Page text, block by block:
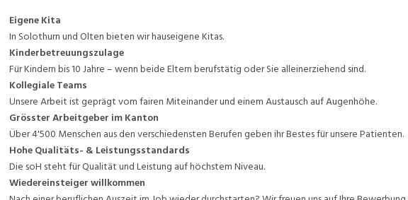
Eigene Kita
In Solothurn und Olten bieten wir hauseigene Kitas.
Kinderbetreuungszulage
Für Kindern bis 10 Jahre – wenn beide Eltern berufstätig oder Sie alleinerziehend sind.
Kollegiale Teams
Unsere Arbeit ist geprägt vom fairen Miteinander und einem Austausch auf Augenhöhe.
Grösster Arbeitgeber im Kanton
Über 4'500 Menschen aus den verschiedensten Berufen geben ihr Bestes für unsere Patienten.
Hohe Qualitäts- & Leistungsstandards
Die soH steht für Qualität und Leistung auf höchstem Niveau.
Wiedereinsteiger willkommen